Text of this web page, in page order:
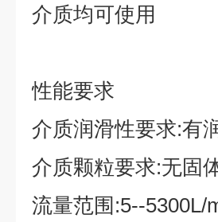
介质均可使用
性能要求
介质润滑性要求:有
介质颗粒要求:无固
流量范围 :5--5300L/